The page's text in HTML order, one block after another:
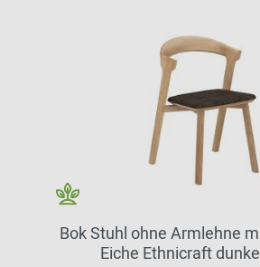
Bok Stuhl ohne Armlehne
Eiche Ethnicraft